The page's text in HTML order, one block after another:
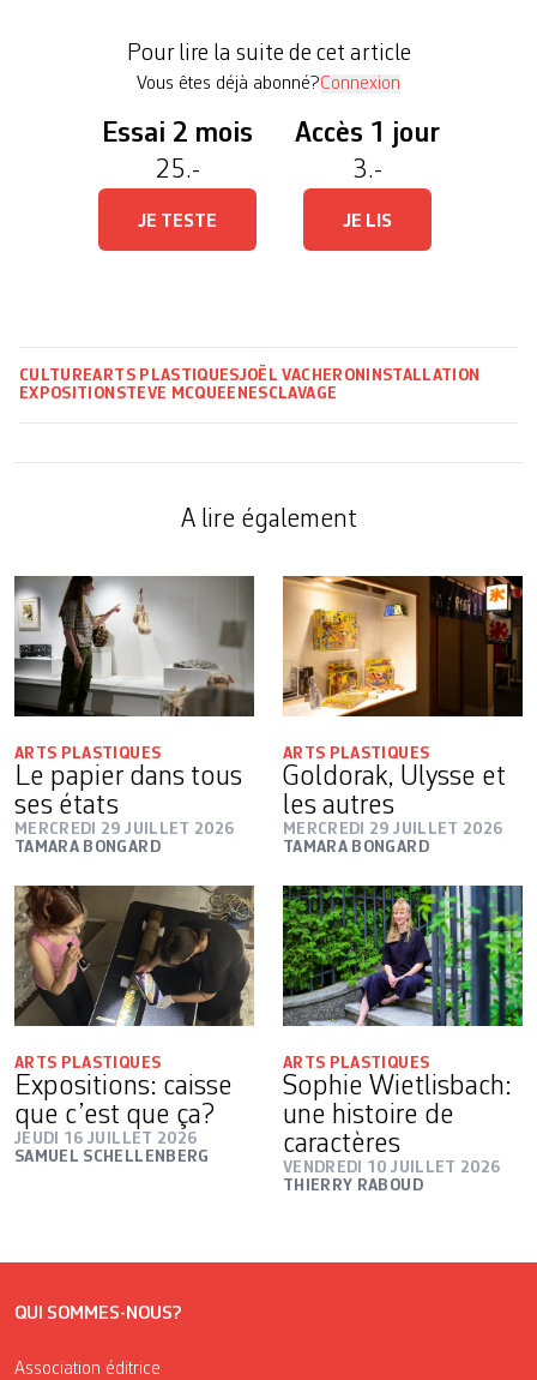
Gilroy, […]
Pour lire la suite de cet article
Vous êtes déjà abonné?Connexion
Essai 2 mois
25.-
JE TESTE
Accès 1 jour
3.-
JE LIS
CULTUREARTS PLASTIQUESJOËL VACHERON
INSTALLATION
EXPOSITION STEVE MCQUEEN ESCLAVAGE
A lire également
ARTS PLASTIQUES
Le papier dans tous
ses états
MERCREDI 29 JUILLET 2026
TAMARA BONGARD
ARTS PLASTIQUES
Goldorak, Ulysse et
les autres
MERCREDI 29 JUILLET 2026
TAMARA BONGARD
ARTS PLASTIQUES
Expositions: caisse
que c’est que ça?
JEUDI 16 JUILLET 2026
SAMUEL SCHELLENBERG
ARTS PLASTIQUES
Sophie Wietlisbach:
une histoire de
caractères
VENDREDI 10 JUILLET 2026
THIERRY RABOUD
QUI SOMMES-NOUS?
Association éditrice